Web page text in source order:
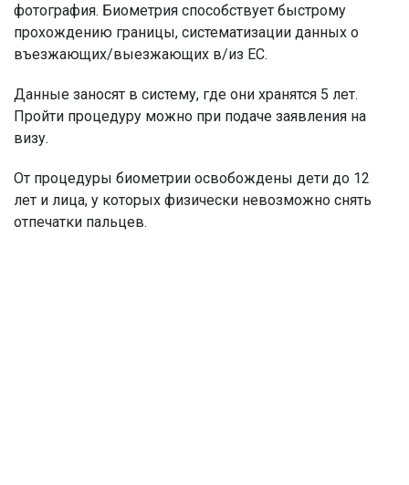
фотография. Биометрия способствует быстрому
прохождению границы, систематизации данных о
въезжающих/выезжающих в/из ЕС.
Данные заносят в систему, где они хранятся 5 лет.
Пройти процедуру можно при подаче заявления на
визу.
От процедуры биометрии освобождены дети до 12
лет и лица, у которых физически невозможно снять
отпечатки пальцев.